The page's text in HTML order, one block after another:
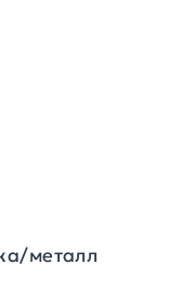
металл